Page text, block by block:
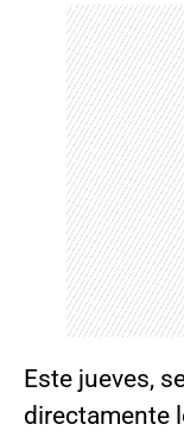
Este jueves,
directamente